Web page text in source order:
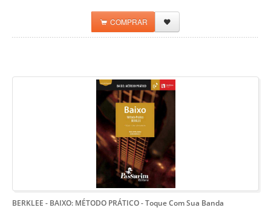
COMPRAR
BERKLEE - BAIXO: MÉTODO PRÁTICO- Toque Com Sua Banda